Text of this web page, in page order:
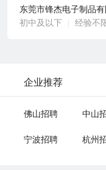
东莞市锋杰电子制品
初中及以下
经验不
企业推荐
佛山招聘 中山
宁波招聘 杭州